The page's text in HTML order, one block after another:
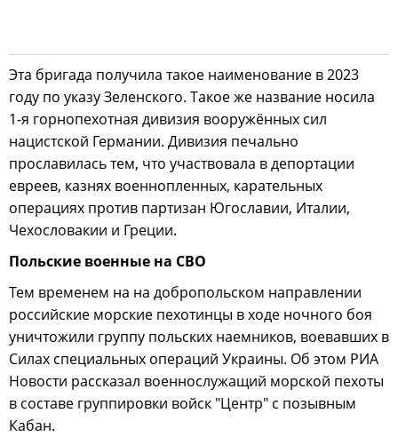
Эта бригада получила такое наименование в 2023
году по указу Зеленского. Такое же название носила
1-я горнопехотная дивизия вооружённых сил
нацистской Германии. Дивизия печально
прославилась тем, что участвовала в депортации
евреев, казнях военнопленных, карательных
операциях против партизан Югославии, Италии,
Чехословакии и Греции.
Польские военные на СВО
Тем временем на на добропольском направлении
российские морские пехотинцы в ходе ночного боя
уничтожили группу польских наемников, воевавших в
Силах специальных операций Украины. Об этом РИА
Новости рассказал военнослужащий морской пехоты
в составе группировки войск "Центр" с позывным
Кабан.